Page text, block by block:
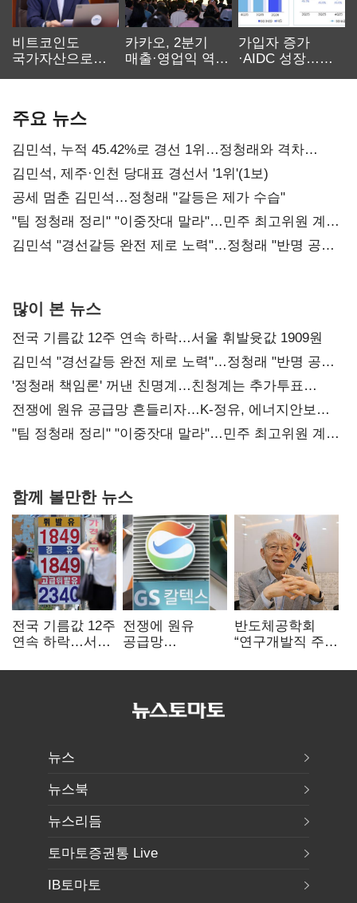
비트코인도
국가자산으로…'
카카오, 2분기
매출·영업익 역대
가입자 증가
·AIDC 성장…
주요 뉴스
김민석, 누적 45.42%로 경선 1위…정청래와 격차
0.86%p(2보)
김민석, 제주·인천 당대표 경선서 '1위'(1보)
공세 멈춘 김민석…정청래 "갈등은 제가 수습"
"팀 정청래 정리" "이중잣대 말라"…민주 최고위원 계파
다툼 격화
김민석 "경선갈등 완전 제로 노력"…정청래 "반명 공세
많이 본 뉴스
전국 기름값 12주 연속 하락…서울 휘발윳값 1909원
김민석 "경선갈등 완전 제로 노력"…정청래 "반명 공세
사과부터"
'정청래 책임론' 꺼낸 친명계…친청계는 추가투표
때리기
전쟁에 원유 공급망 흔들리자…K-정유, 에너지안보
핵심으로 재부상
"팀 정청래 정리" "이중잣대 말라"…민주 최고위원 계파
함께 볼만한 뉴스
전국 기름값 12주
연속 하락…서울
전쟁에 원유
공급망
정유, 에너지안보
반도체공학회
“연구개발직 주
개선해야”
뉴스
뉴스북
뉴스리듬
토마토증권통 Live
IB토마토